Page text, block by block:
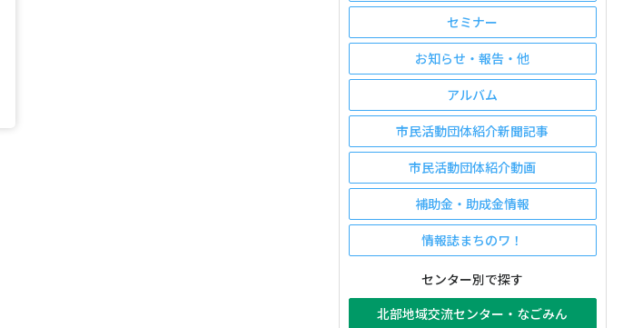
セミナー
お知らせ・報告・他
アルバム
市民活動団体紹介新聞記事
市民活動団体紹介動画
補助金・助成金情報
情報誌まちのワ！
センター別で探す
北部地域交流センター・なごみん